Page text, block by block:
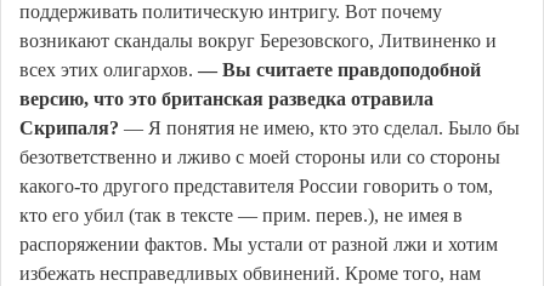
поддерживать политическую интригу. Вот почему
возникают скандалы вокруг Березовского, Литвиненко и
всех этих олигархов. — Вы считаете правдоподобной
версию, что это британская разведка отравила
Скрипаля? — Я понятия не имею, кто это сделал. Было бы
безответственно и лживо с моей стороны или со стороны
какого-то другого представителя России говорить о том,
кто его убил (так в тексте — прим. перев.), не имея в
распоряжении фактов. Мы устали от разной лжи и хотим
избежать несправедливых обвинений. Кроме того, нам